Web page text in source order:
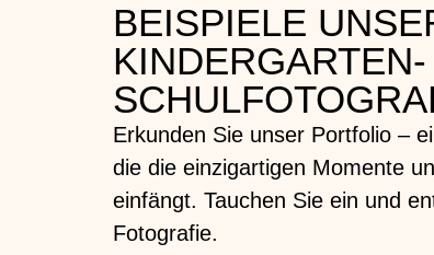
BEISPIELE
Erkunden Sie unser Portfolio –
die die einzigartigen Momente
einfängt. Tauchen Sie ein und
Fotografie.